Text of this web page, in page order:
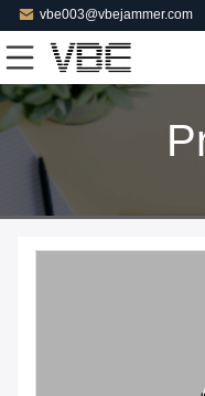
vbe003@vbejammer.com